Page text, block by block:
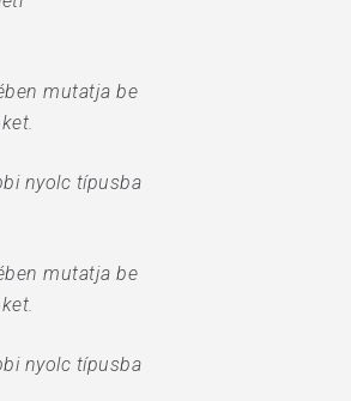
mutatja be
nyolc típusba
mutatja be
nyolc típusba